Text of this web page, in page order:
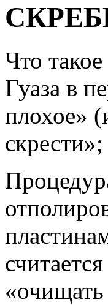
Что
Гуаза в
плохое»
«очищать